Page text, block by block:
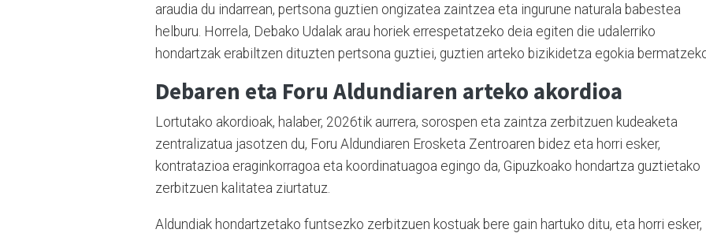
araudia du indarrean, pertsona guztien ongizatea zaintzea eta ingurune naturala babestea
helburu. Horrela, Debako Udalak arau horiek errespetatzeko deia egiten die udalerriko
hondartzak erabiltzen dituzten pertsona guztiei, guztien arteko bizikidetza egokia
Debaren eta Foru Aldundiaren arteko akordioa
Lortutako akordioak, halaber, 2026tik aurrera, sorospen eta zaintza zerbitzuen kudeaketa
zentralizatua jasotzen du, Foru Aldundiaren Erosketa Zentroaren bidez eta horri esker,
kontratazioa eraginkorragoa eta koordinatuagoa egingo da, Gipuzkoako hondartza guztietako
zerbitzuen kalitatea ziurtatuz.
Aldundiak hondartzetako funtsezko zerbitzuen kostuak bere gain hartuko ditu, eta horri esker,